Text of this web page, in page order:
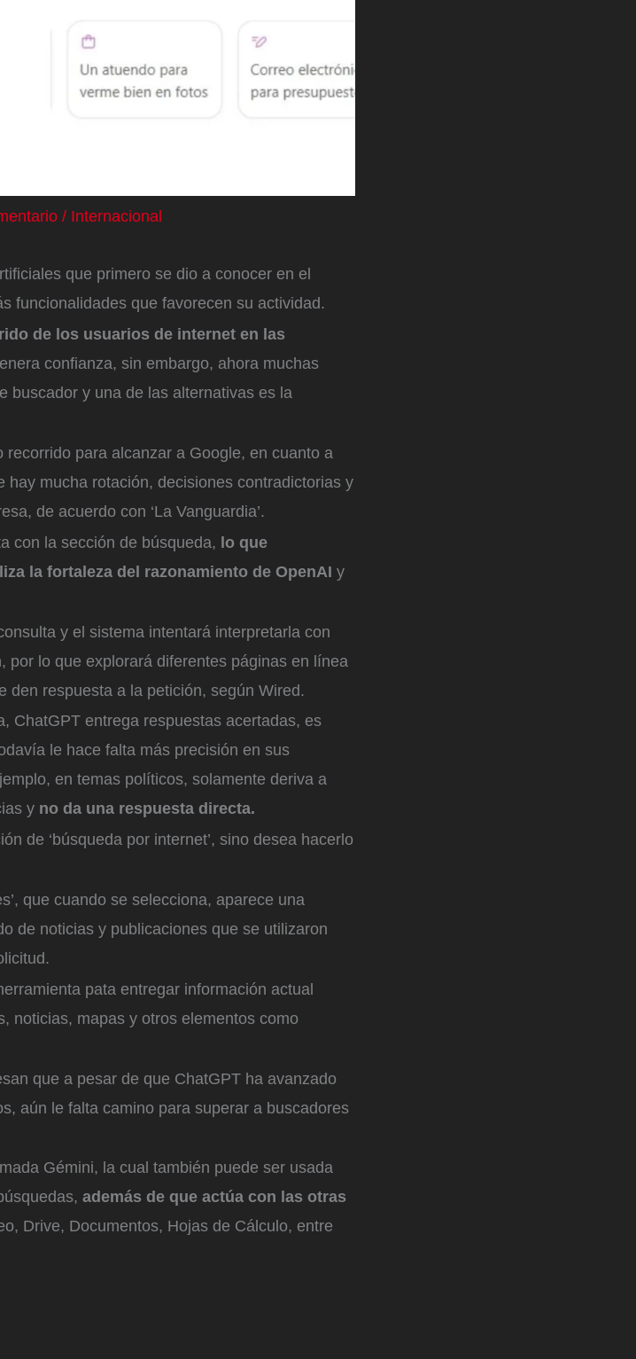
/ Internacional
que primero se dio a conocer en el
funcionalidades que favorecen su actividad.
de los usuarios de internet en las
confianza, sin embargo, ahora muchas
buscador y una de las alternativas es la
para alcanzar a Google, en cuanto a
hay mucha rotación, decisiones contradictorias y
de acuerdo con ‘La Vanguardia’.
con la sección de búsqueda, lo que
la fortaleza del razonamiento de OpenAI y
y el sistema intentará interpretarla con
por lo que explorará diferentes páginas en línea
den respuesta a la petición, según Wired.
ChatGPT entrega respuestas acertadas, es
le hace falta más precisión en sus
en temas políticos, solamente deriva a
y no da una respuesta directa.
de ‘búsqueda por internet’, sino desea hacerlo
que cuando se selecciona, aparece una
de noticias y publicaciones que se utilizaron
pata entregar información actual
noticias, mapas y otros elementos como
que a pesar de que ChatGPT ha avanzado
aún le falta camino para superar a buscadores
Gémini, la cual también puede ser usada
además de que actúa con las otras
Drive, Documentos, Hojas de Cálculo, entre